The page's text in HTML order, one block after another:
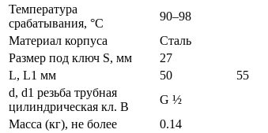
Температура
срабатывания, °С
90–98
Материал корпуса
Сталь
Размер под ключ S, мм
27
L, L1 мм
50 55
d, d1 резьба трубная
цилиндрическая кл. В
G ½
Масса (кг), не более
0.14